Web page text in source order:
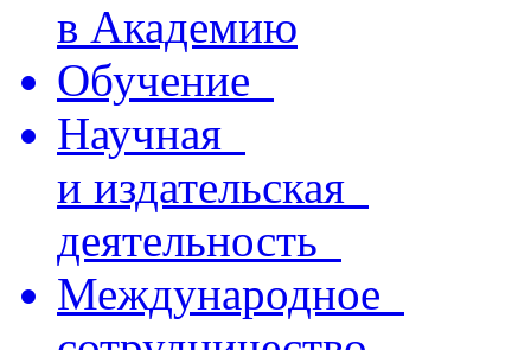
в Академию
Обучение
Научная
и издательская
деятельность
Международное